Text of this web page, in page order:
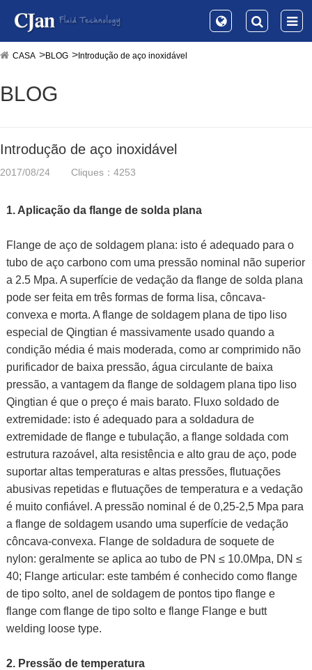
CASA BLOG Introdução de aço inoxidável
BLOG
Introdução de aço inoxidável
2017/08/24 Cliques：4253
1. Aplicação da flange de solda plana
Flange de aço de soldagem plana: isto é adequado para o
tubo de aço carbono com uma pressão nominal não superior
a 2.5 Mpa. A superfície de vedação da flange de solda plana
pode ser feita em três formas de forma lisa, côncava-
convexa e morta. A flange de soldagem plana de tipo liso
especial de Qingtian é massivamente usado quando a
condição média é mais moderada, como ar comprimido não
purificador de baixa pressão, água circulante de baixa
pressão, a vantagem da flange de soldagem plana tipo liso
Qingtian é que o preço é mais barato. Fluxo soldado de
extremidade: isto é adequado para a soldadura de
extremidade de flange e tubulação, a flange soldada com
estrutura razoável, alta resistência e alto grau de aço, pode
suportar altas temperaturas e altas pressões, flutuações
abusivas repetidas e flutuações de temperatura e a vedação
é muito confiável. A pressão nominal é de 0,25-2,5 Mpa para
a flange de soldagem usando uma superfície de vedação
côncava-convexa. Flange de soldadura de soquete de
nylon: geralmente se aplica ao tubo de PN ≤ 10.0Mpa, DN ≤
40; Flange articular: este também é conhecido como flange
de tipo solto, anel de soldagem de pontostipo flange e
flange com flange de tipo solto e flange Flange e butt
welding loose type.
2. Pressão de temperatura